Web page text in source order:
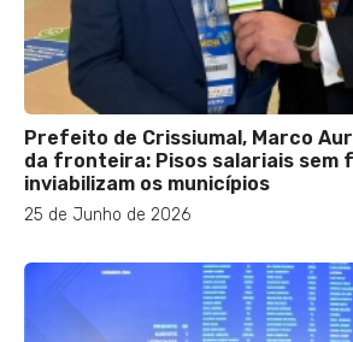
Prefeito de Crissiumal, Marco
da fronteira: Pisos salariais sem
inviabilizam os municípios
25 de Junho de 2026